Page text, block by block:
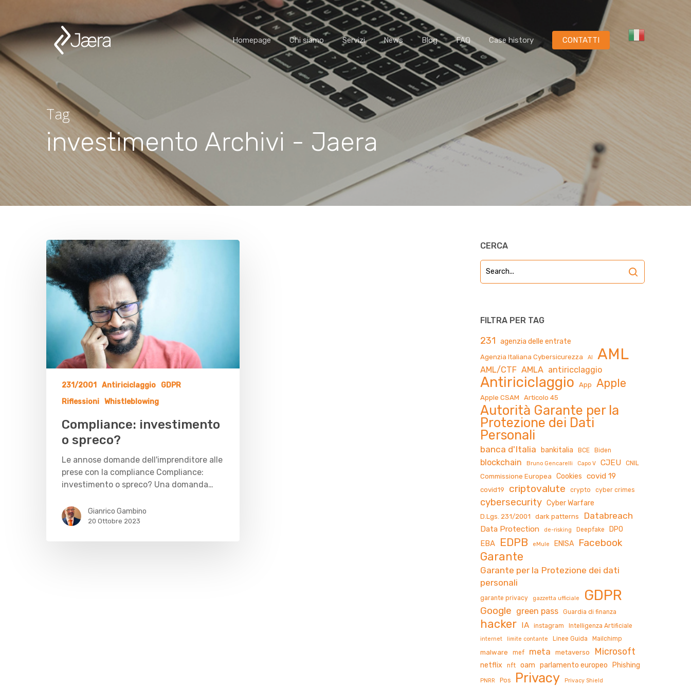
Homepage Chi siamo Servizi News Blog FAQ Case history CONTATTI
Tag
investimento Archivi - Jaera
231/2001 Antiriciclaggio
GDPR
Riflessioni Whistleblowing
Compliance: investimento
o spreco?
Le annose domande dell'imprenditore alle
prese con la compliance Compliance:
investimento o spreco? Una domanda…
Gianrico Gambino
20 Ottobre 2023
CERCA
FILTRA PER TAG
231 agenzia delle entrate
Agenzia Italiana Cybersicurezza AI AML
AML/CTF AMLA antiricclaggio
Antiriciclaggio App Apple
Apple CSAM Articolo 45
Autorità Garante per la
Protezione dei Dati
Personali
banca d'Italia bankitalia BCE Biden
blockchain Bruno Gencarelli Capo V CJEU CNIL
Commissione Europea Cookies covid 19
covid19 criptovalute crypto cyber crimes
cybersecurity Cyber Warfare
D.Lgs. 231/2001 dark patterns Databreach
Data Protection de-risking Deepfake DPO
EBA EDPB eMule ENISA Facebook
Garante
Garante per la Protezione dei dati
personali
garante privacy gazzetta ufficiale GDPR
Google green pass Guardia di finanza
hacker IA instagram Intelligenza Artificiale
internet limite contante Linee Guida Mailchimp
malware mef meta metaverso Microsoft
netflix nft oam parlamento europeo Phishing
PNRR Pos Privacy Privacy Shield